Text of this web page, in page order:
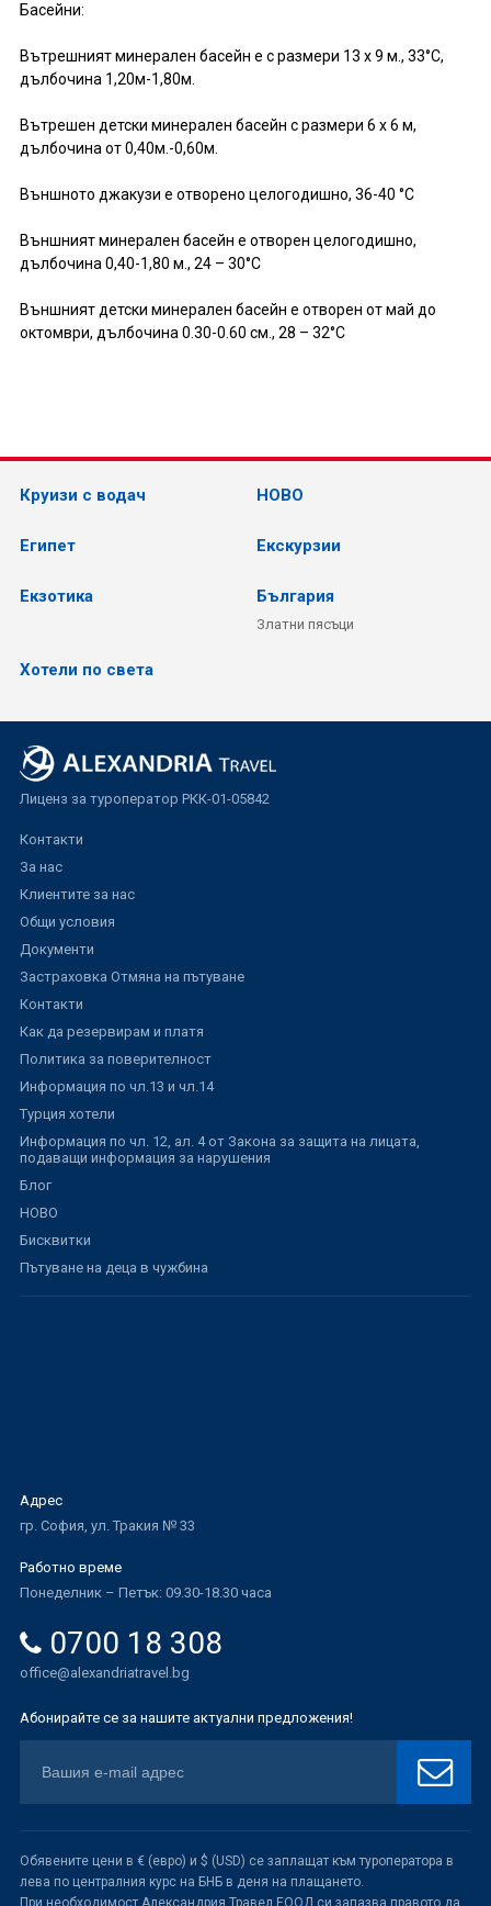
Басейни:
Вътрешният минерален басейн е с размери 13 х 9 м., 33°С,
дълбочина 1,20м-1,80м.
Вътрешен детски минерален басейн с размери 6 x 6 м,
дълбочина от 0,40м.-0,60м.
Външното джакузи е отворено целогодишно, 36-40 °С
Външният минерален басейн е отворен целогодишно,
дълбочина 0,40-1,80 м., 24 – 30°С
Външният детски минерален басейн е отворен от май до
октомври, дълбочина 0.30-0.60 см., 28 – 32°С
Круизи с водач НОВО
Египет Екскурзии
Екзотика България
Златни пясъци
Хотели по света
Лиценз за туроператор РКК-01-05842
Контакти
За нас
Клиентите за нас
Общи условия
Документи
Застраховка Отмяна на пътуване
Контакти
Как да резервирам и платя
Политика за поверителност
Информация по чл.13 и чл.14
Турция хотели
Информация по чл. 12, ал. 4 от Закона за защита на лицата,
подаващи информация за нарушения
Блог
НОВО
Бисквитки
Пътуване на деца в чужбина
Адрес
гр. София, ул. Тракия № 33
Работно време
Понеделник – Петък: 09.30-18.30 часа
0700 18 308
office@alexandriatravel.bg
Абонирайте се за нашите актуални предложения!
Обявените цени в € (евро) и $ (USD) се заплащат към туроператора в
лева по централния курс на БНБ в деня на плащането.
При необходимост Александрия Травел ЕООД си запазва правото да